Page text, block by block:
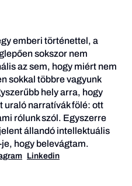
emberi történettel, a
sokszor nem
az sem, hogy miért nem
sokkal többre vagyunk
hely arra, hogy
uraló narratívák fölé: ott
rólunk szól. Egyszerre
állandó intellektuális
hogy belevágtam.
Linkedin